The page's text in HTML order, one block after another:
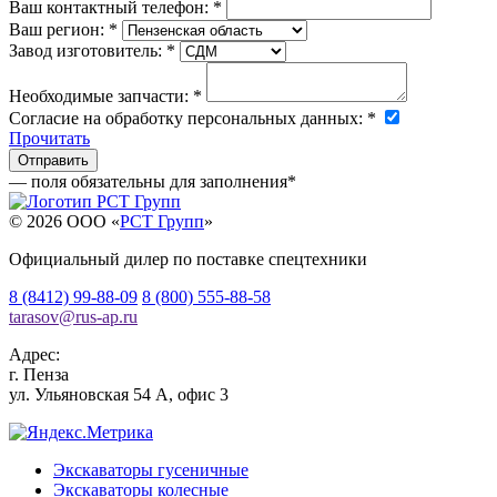
Ваш контактный телефон: *
Ваш регион: *
Завод изготовитель: *
Необходимые запчасти: *
Согласие на обработку персональных данных: *
Прочитать
— поля обязательны для заполнения*
© 2026 OOO «РСТ Групп»
Официальный дилер по поставке спецтехники
8 (8412) 99-88-09 8 (800) 555-88-58
tarasov@rus-ap.ru
Адрес:
г. Пенза
ул. Ульяновская 54 А, офис 3
Экскаваторы гусеничные
Экскаваторы колесные